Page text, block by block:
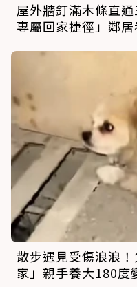
屋外牆釘滿木條直
專屬回家捷徑」鄰
散步遇見受傷浪浪
家」親手養大180度